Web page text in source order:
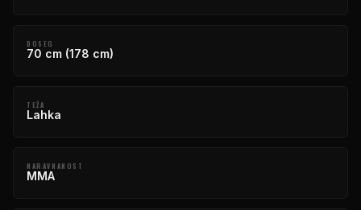
DOSEG
70 cm (178 cm)
TEŽA
Lahka
NARAVNANOST
MMA